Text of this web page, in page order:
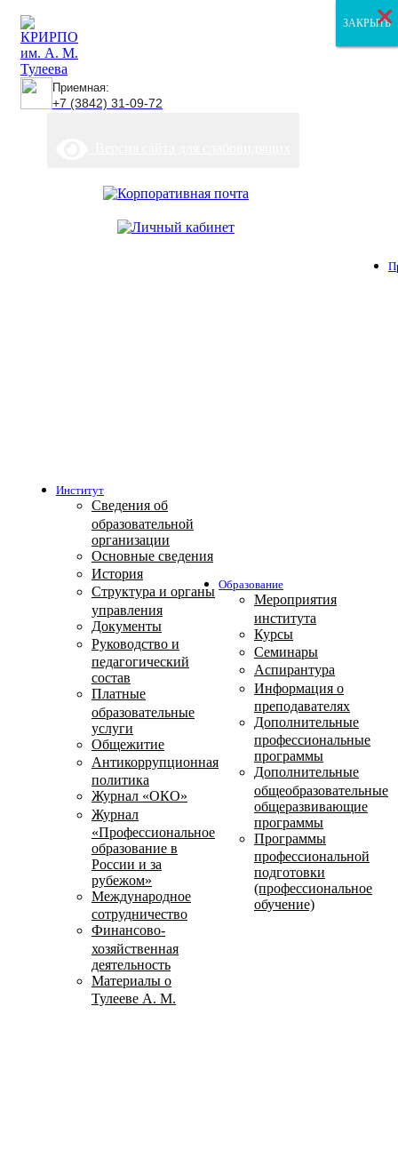
Приемная:
+7 (3842) 31-09-72
Институт
Сведения об
образовательной
организации
Основные сведения
История
Структура и органы
управления
Документы
Руководство и
педагогический
состав
Платные
образовательные
услуги
Общежитие
Антикоррупционная
политика
Журнал «ОКО»
Журнал
«Профессиональное
образование в
России и за
рубежом»
Международное
сотрудничество
Финансово-
хозяйственная
деятельность
Материалы о
Тулееве А. М.
Образование
Мероприятия
института
Курсы
Семинары
Аспирантура
Информация о
преподавателях
Дополнительные
профессиональные
программы
Дополнительные
общеобразовательные
общеразвивающие
программы
Программы
профессиональной
подготовки
(профессиональное
обучение)
ЗАКРЫТЬ
ЗАКРЫТЬ
ЗАКРЫТЬ
×
×
×